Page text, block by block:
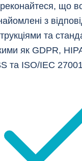
що
з
та
як GDPR,
та ISO/IEC